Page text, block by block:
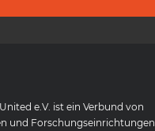
e.V. ist ein Verbund von
und Forschungseinrichtungen,